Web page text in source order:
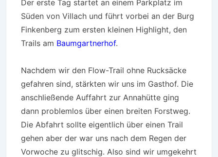
Der erste Tag startet an einem Parkplatz im
Süden von Villach und führt vorbei an der Burg
Finkenberg zum ersten kleinen Highlight, den
Trails am Baumgartnerhof.
Nachdem wir den Flow-Trail ohne Rucksäcke
gefahren sind, stärkten wir uns im Gasthof. Die
anschließende Auffahrt zur Annahütte ging
dann problemlos über einen breiten Forstweg.
Die Abfahrt sollte eigentlich über einen Trail
gehen aber der war uns nach dem Regen der
Vorwoche zu glitschig. Also sind wir umgekehrt